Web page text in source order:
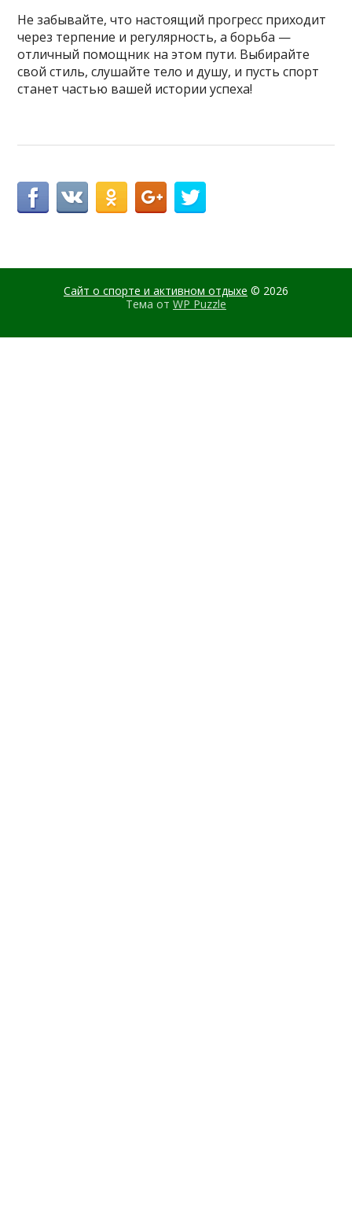
Не забывайте, что настоящий прогресс приходит
через терпение и регулярность, а борьба —
отличный помощник на этом пути. Выбирайте
свой стиль, слушайте тело и душу, и пусть спорт
станет частью вашей истории успеха!
Сайт о спорте и активном отдыхе © 2026
Тема от WP Puzzle